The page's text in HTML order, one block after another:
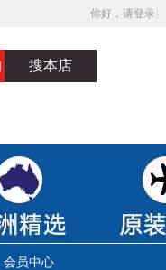
你好，请登录
搜本店
会员中心